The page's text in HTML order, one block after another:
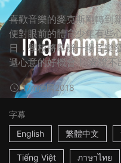
喜歡音樂的麥克斯剛轉到
便對眼前的體育少年有些
日，學校將舉辦一場音樂
遞心意的好機會！ ☆說不
17m德國2018
字幕
English
繁體中文
Tiếng Việt ภาษาไทย